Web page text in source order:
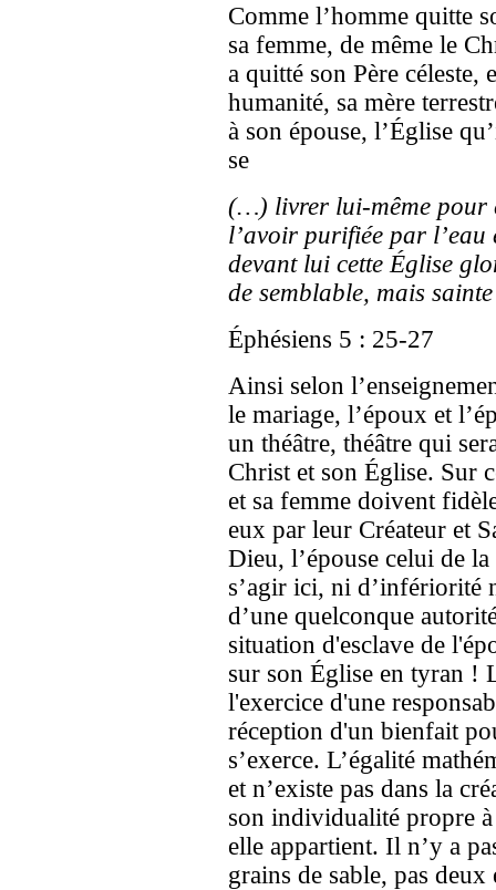
Comme l’homme quitte
sa femme, de même le
a quitté son Père céleste,
humanité, sa mère
à son épouse, l’Église
se
(…) livrer lui-même pour
l’avoir purifiée par
devant lui cette Église
de semblable, mais
Éphésiens 5 : 25-27
Ainsi selon
le mariage, l’époux et
un théâtre, théâtre qui
Christ et son Église. Sur
et sa femme doivent
eux par leur Créateur et
Dieu, l’épouse celui de
s’agir ici, ni d’infériorité
d’une quelconque
situation d'esclave de
sur son Église en tyran !
l'exercice d'une
réception d'un bienfait
s’exerce. L’égalité
et n’existe pas dans la
son individualité propre
elle appartient. Il n’y a
grains de sable, pas